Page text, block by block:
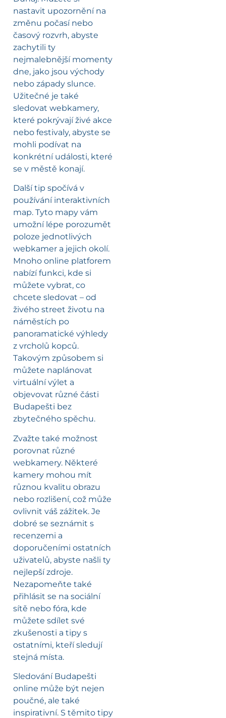
nastavit upozornění na
změnu počasí nebo
časový rozvrh, abyste
zachytili ty
nejmalebnější momenty
dne, jako jsou východy
nebo západy slunce.
Užitečné je také
sledovat webkamery,
které pokrývají živé akce
nebo festivaly, abyste se
mohli podívat na
konkrétní události, které
se v městě konají.
Další tip spočívá v
používání interaktivních
map. Tyto mapy vám
umožní lépe porozumět
poloze jednotlivých
webkamer a jejich okolí.
Mnoho online platforem
nabízí funkci, kde si
můžete vybrat, co
chcete sledovat – od
živého street životu na
náměstích po
panoramatické výhledy
z vrcholů kopců.
Takovým způsobem si
můžete naplánovat
virtuální výlet a
objevovat různé části
Budapešti bez
zbytečného spěchu.
Zvažte také možnost
porovnat různé
webkamery. Některé
kamery mohou mít
různou kvalitu obrazu
nebo rozlišení, což může
ovlivnit váš zážitek. Je
dobré se seznámit s
recenzemi a
doporučeními ostatních
uživatelů, abyste našli ty
nejlepší zdroje.
Nezapomeňte také
přihlásit se na sociální
sítě nebo fóra, kde
můžete sdílet své
zkušenosti a tipy s
ostatními, kteří sledují
stejná místa.
Sledování Budapešti
online může být nejen
poučné, ale také
inspirativní. S těmito tipy